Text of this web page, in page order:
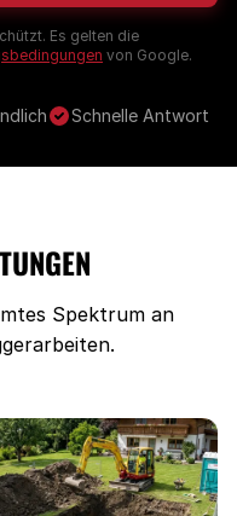
Es gelten die
von Google.
Schnelle Antwort
Spektrum an